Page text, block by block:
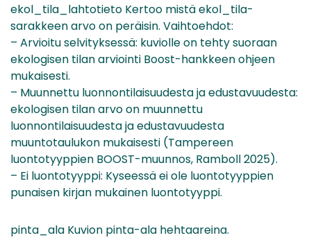
ekol_tila_lahtotieto Kertoo mistä ekol_tila-
sarakkeen arvo on peräisin. Vaihtoehdot:
– Arvioitu selvityksessä: kuviolle on tehty suoraan
ekologisen tilan arviointi Boost-hankkeen ohjeen
mukaisesti.
– Muunnettu luonnontilaisuudesta ja edustavuudesta:
ekologisen tilan arvo on muunnettu
luonnontilaisuudesta ja edustavuudesta
muuntotaulukon mukaisesti (Tampereen
luontotyyppien BOOST-muunnos, Ramboll 2025).
– Ei luontotyyppi: Kyseessä ei ole luontotyyppien
punaisen kirjan mukainen luontotyyppi.
pinta_ala Kuvion pinta-ala hehtaareina.